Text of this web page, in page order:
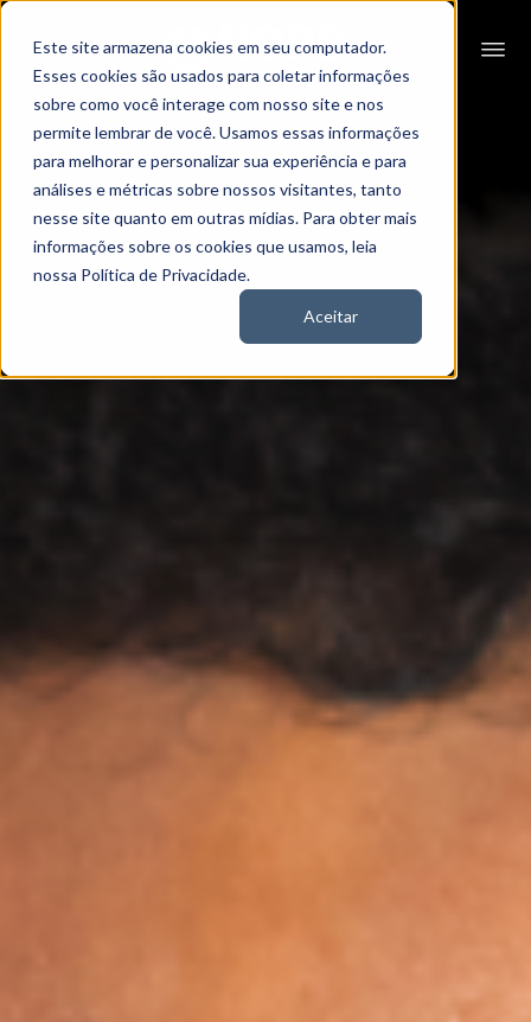
Este site armazena cookies em seu computador.
Esses cookies são usados para coletar informações
sobre como você interage com nosso site e nos
permite lembrar de você. Usamos essas informações
para melhorar e personalizar sua experiência e para
análises e métricas sobre nossos visitantes, tanto
nesse site quanto em outras mídias. Para obter mais
informações sobre os cookies que usamos, leia
nossa Política de Privacidade.
Aceitar